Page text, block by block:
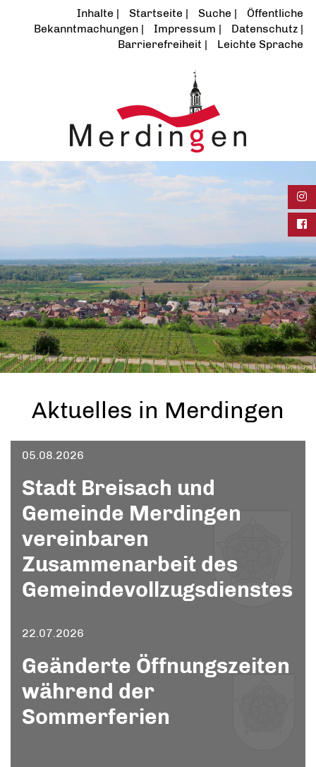
Inhalte Startseite Suche
Öffentliche
Bekanntmachungen
Impressum
Datenschutz
Barrierefreiheit
Leichte Sprache
Aktuelles in Merdingen
05.08.2026
Stadt Breisach und
Gemeinde Merdingen
vereinbaren
Zusammenarbeit des
Gemeindevollzugsdienstes
22.07.2026
Geänderte Öffnungszeiten
während der
Sommerferien